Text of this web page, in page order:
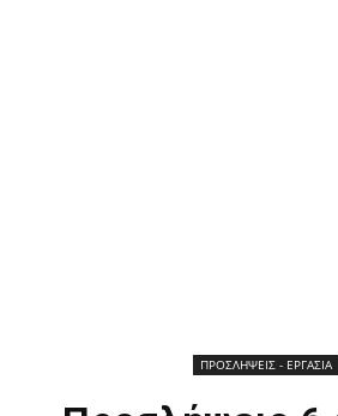
ΠΡΟΣΛΗΨΕΙΣ - ΕΡΓΑΣΙΑ